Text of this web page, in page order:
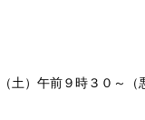
）午前９時３０～（